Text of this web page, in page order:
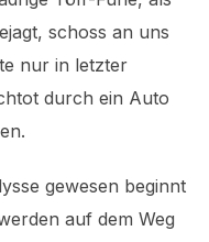
schoss an uns
nur in letzter
durch ein Auto
gewesen beginnt
auf dem Weg